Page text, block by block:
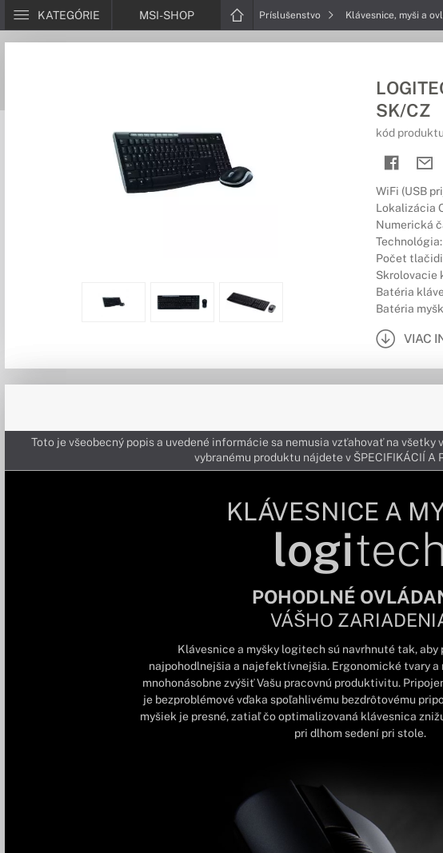
KATEGÓRIE MSI-SHOP Príslušenstvo Klávesnice, myši a
SK/CZ
kód
WiFi (USB
Lokalizácia
Numerická
Počet
Skrolovacie
Batéria
Batéria
VIAC
Toto je všeobecný popis a uvedené informácie sa nemusia vzťahovať na
vybranému produktu nájdete v ŠPECIFIKÁCIÍ A
KLÁVESNICE A
logi
POHODLNÉ
VÁŠHO
Klávesnice a myšky logitech sú navrhnuté tak, aby
najpohodlnejšia a najefektívnejšia. Ergonomické tvary
mnohonásobne zvýšiť Vašu pracovnú produktivitu.
je bezproblémové vďaka spoľahlivému bezdrôtovému
myšiek je presné, zatiaľ čo optimalizovaná klávesnica
pri dlhom sedení pri stole.